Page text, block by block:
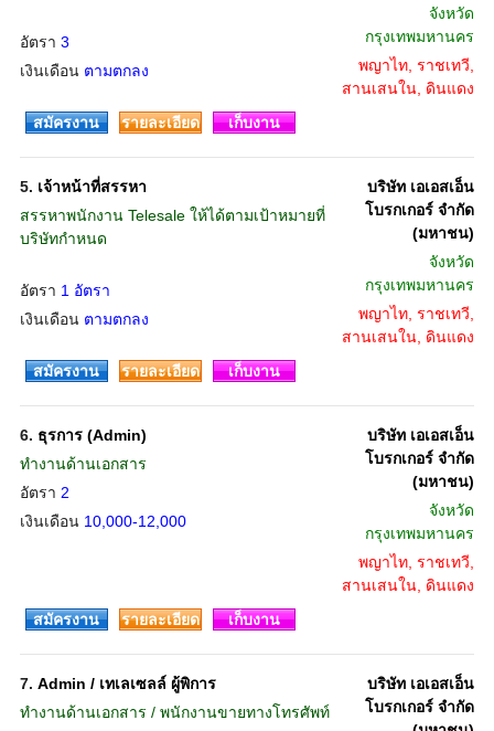
อัตรา 3
เงินเดือน ตามตกลง
จังหวัด
กรุงเทพมหานคร
พญาไท, ราชเทวี,
สานเสนใน, ดินแดง
สมัครงาน
รายละเอียด เก็บงาน
5. เจ้าหน้าที่สรรหา
สรรหาพนักงาน Telesale ให้ได้ตามเป้าหมายที่
บริษัทกำหนด
อัตรา 1 อัตรา
เงินเดือน ตามตกลง
บริษัท เอเอสเอ็น
โบรกเกอร์ จำกัด
(มหาชน)
จังหวัด
กรุงเทพมหานคร
พญาไท, ราชเทวี,
สานเสนใน, ดินแดง
สมัครงาน
รายละเอียด เก็บงาน
6. ธุรการ (Admin)
ทำงานด้านเอกสาร
อัตรา 2
เงินเดือน 10,000-12,000
บริษัท เอเอสเอ็น
โบรกเกอร์ จำกัด
(มหาชน)
จังหวัด
กรุงเทพมหานคร
พญาไท, ราชเทวี,
สานเสนใน, ดินแดง
สมัครงาน
รายละเอียด เก็บงาน
7. Admin / เทเลเซลล์ ผู้พิการ
ทำงานด้านเอกสาร / พนักงานขายทางโทรศัพท์
บริษัท เอเอสเอ็น
โบรกเกอร์ จำกัด